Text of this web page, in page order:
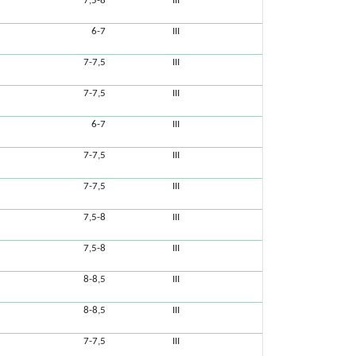
6-7 III
7-7,5 III
7-7,5 III
6-7 III
7-7,5 III
7-7,5 III
7,5-8 III
7,5-8 III
8-8,5 III
8-8,5 III
7-7,5 III